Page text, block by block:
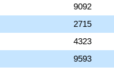
9092
2715
4323
9593